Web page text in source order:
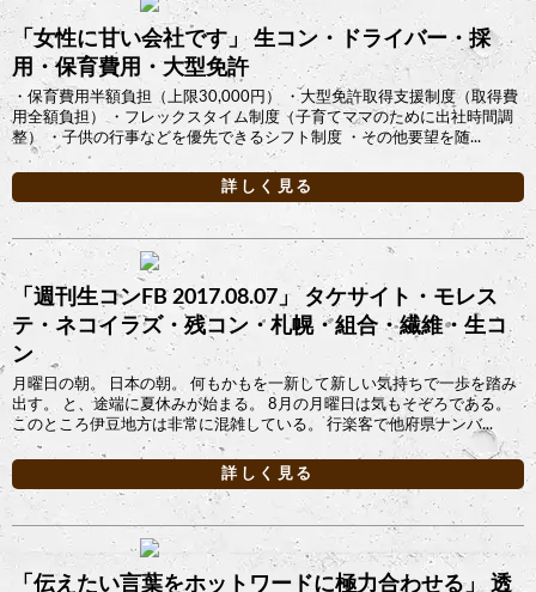
「女性に甘い会社です」 生コン・ドライバー・採
用・保育費用・大型免許
・保育費用半額負担（上限30,000円） ・大型免許取得支援制度（取得費
用全額負担） ・フレックスタイム制度（子育てママのために出社時間調
整） ・子供の行事などを優先できるシフト制度 ・その他要望を随...
詳しく見る
「週刊生コンFB 2017.08.07」 タケサイト・モレス
テ・ネコイラズ・残コン・札幌・組合・繊維・生コ
ン
月曜日の朝。 日本の朝。 何もかもを一新して新しい気持ちで一歩を踏み
出す。 と、途端に夏休みが始まる。 8月の月曜日は気もそぞろである。
このところ伊豆地方は非常に混雑している。 行楽客で他府県ナンバ...
詳しく見る
「伝えたい言葉をホットワードに極力合わせる」 透